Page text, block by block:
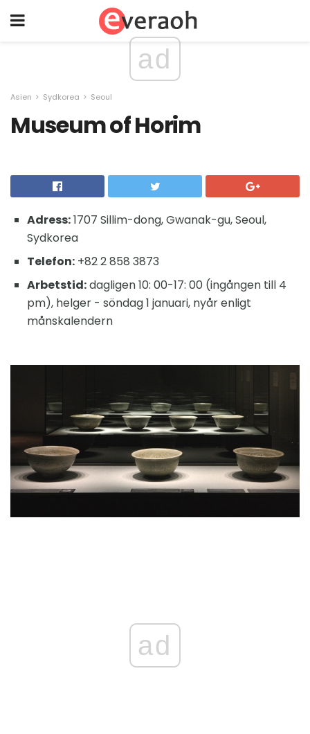
ad
Asien Sydkorea Seoul
Museum of Horim
Adress:1707 Sillim-dong, Gwanak-gu, Seoul,
Sydkorea
Telefon: +82 2 858 3873
Arbetstid:dagligen 10: 00-17: 00 (ingången till 4
pm), helger - söndag 1 januari, nyår enligt
månskalendern
ad